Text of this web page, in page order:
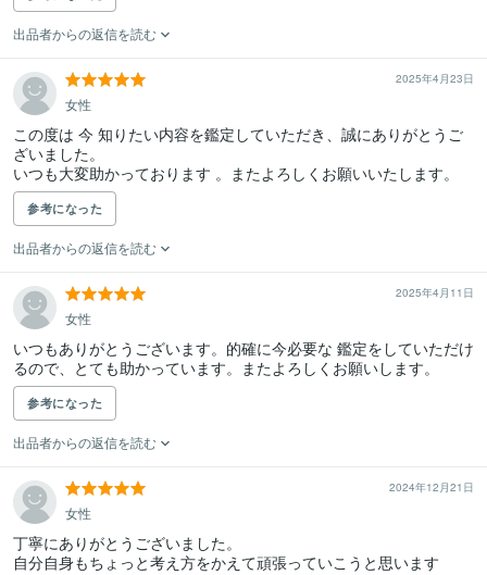
出品者からの返信を読む
2025年4月23日
女性
この度は 今 知りたい内容を鑑定していただき、誠にありがとうご
ざいました。
いつも大変助かっております 。またよろしくお願いいたします。
参考になった
出品者からの返信を読む
2025年4月11日
女性
いつもありがとうございます。的確に今必要な 鑑定をしていただけ
るので、とても助かっています。またよろしくお願いします。
参考になった
出品者からの返信を読む
2024年12月21日
女性
丁寧にありがとうございました。
自分自身もちょっと考え方をかえて頑張っていこうと思います